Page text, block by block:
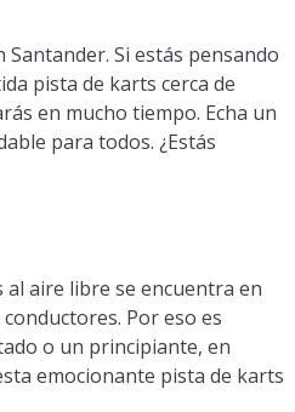
Si estás pensando
pista de karts cerca de
en mucho tiempo. Echa un
para todos. ¿Estás
al aire libre se encuentra en
Por eso es
o un principiante, en
emocionante pista de karts